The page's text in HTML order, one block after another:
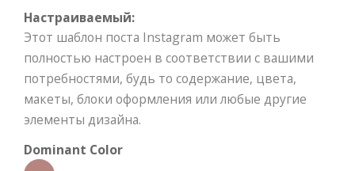
Настраиваемый:
Этот шаблон поста Instagram может быть
полностью настроен в соответствии с вашими
потребностями, будь то содержание, цвета,
макеты, блоки оформления или любые другие
элементы дизайна.
Dominant Color